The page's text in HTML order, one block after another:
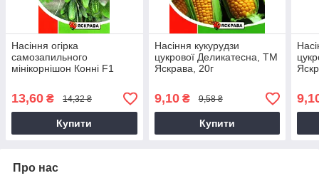
Насіння огірка
самозапильного
мінікорнішон Конні F1
0,3г
13,60 ₴ 14,32 ₴
Купити
Насіння кукурудзи
цукрової Деликатесна, ТМ
Яскрава, 20г
9,10₴ 9,58 ₴
Купити
Про нас